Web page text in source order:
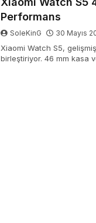
Performans
SoleKinG 30 Mayıs
Xiaomi Watch S5,
birleştiriyor. 46 mm kasa